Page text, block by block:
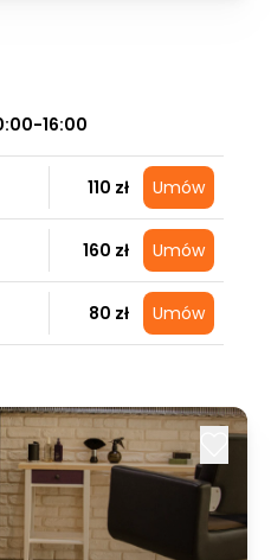
16:00
110 zł Umów
160 zł Umów
80 zł Umów